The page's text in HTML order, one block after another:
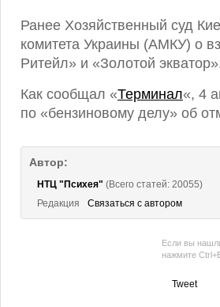
Ранее Хозяйственный суд
комитета Украины (АМКУ) о
Ритейл» и «Золотой
Как сообщал «Терминал«, 4
по «бензиновому делу» об
Автор:
НТЦ "Психея" (Всего статей: 20055)
Редакция
Связаться с автором
Если вы
нажмите
Tweet